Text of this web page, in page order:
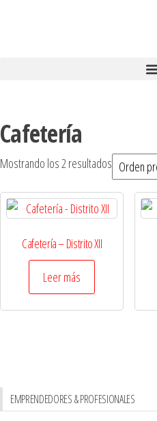
Cafetería
Mostrando los 2 resultados
Cafetería – Distrito XII
Leer más
EMPRENDEDORES & PROFESIONALES